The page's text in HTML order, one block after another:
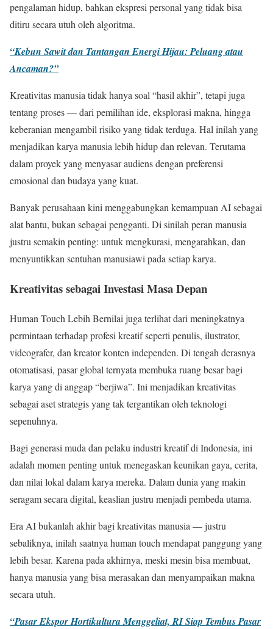
pengalaman hidup, bahkan ekspresi personal yang tidak bisa
ditiru secara utuh oleh algoritma.
“Kebun Sawit dan Tantangan Energi Hijau: Peluang atau
Ancaman?”
Kreativitas manusia tidak hanya soal “hasil akhir”, tetapi juga
tentang proses — dari pemilihan ide, eksplorasi makna, hingga
keberanian mengambil risiko yang tidak terduga. Hal inilah yang
menjadikan karya manusia lebih hidup dan relevan. Terutama
dalam proyek yang menyasar audiens dengan preferensi
emosional dan budaya yang kuat.
Banyak perusahaan kini menggabungkan kemampuan AI sebagai
alat bantu, bukan sebagai pengganti. Di sinilah peran manusia
justru semakin penting: untuk mengkurasi, mengarahkan, dan
menyuntikkan sentuhan manusiawi pada setiap karya.
Kreativitas sebagai Investasi Masa Depan
Human Touch Lebih Bernilai juga terlihat dari meningkatnya
permintaan terhadap profesi kreatif seperti penulis, ilustrator,
videografer, dan kreator konten independen. Di tengah derasnya
otomatisasi, pasar global ternyata membuka ruang besar bagi
karya yang di anggap “berjiwa”. Ini menjadikan kreativitas
sebagai aset strategis yang tak tergantikan oleh teknologi
sepenuhnya.
Bagi generasi muda dan pelaku industri kreatif di Indonesia, ini
adalah momen penting untuk menegaskan keunikan gaya, cerita,
dan nilai lokal dalam karya mereka. Dalam dunia yang makin
seragam secara digital, keaslian justru menjadi pembeda utama.
Era AI bukanlah akhir bagi kreativitas manusia — justru
sebaliknya, inilah saatnya human touch mendapat panggung yang
lebih besar. Karena pada akhirnya, meski mesin bisa membuat,
hanya manusia yang bisa merasakan dan menyampaikan makna
secara utuh.
“Pasar Ekspor Hortikultura Menggeliat, RI Siap Tembus Pasar